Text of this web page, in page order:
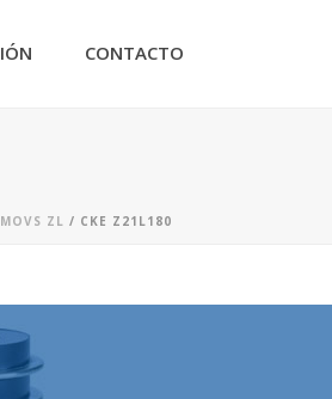
CONTACTO
ZL / CKE Z21L180